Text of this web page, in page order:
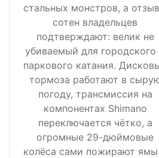
стальных монстров, а
сотен владельцев
подтверждают: велик не
убиваемый для городского
паркового катания.
тормоза работают в
погоду, трансмиссия на
компонентах Shimano
переключается чётко, а
огромные 29-дюймовые
колёса сами пожирают